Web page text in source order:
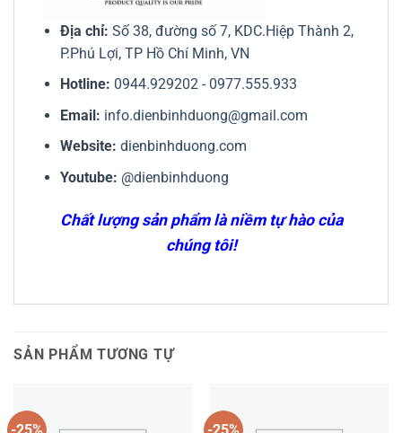
Địa chỉ: Số 38, đường số 7, KDC.Hiệp Thành 2,
P.Phú Lợi, TP Hồ Chí Minh, VN
Hotline: 0944.929202- 0977.555.933
Email: info.dienbinhduong@gmail.com
Website: dienbinhduong.com
Youtube: @dienbinhduong
Chất lượng sản phẩm là niềm tự hào của
chúng tôi!
SẢN PHẨM TƯƠNG TỰ
-25% -25%